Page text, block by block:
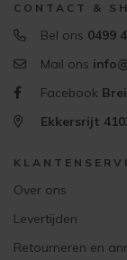
CONTACT &
Bel ons 0499
Mail ons
Facebook
Ekkersrijt
Over ons
Levertijden
Retourneren en